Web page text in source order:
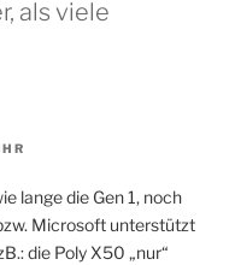
als viele
lange die Gen 1, noch
Microsoft unterstützt
die Poly X50 „nur“